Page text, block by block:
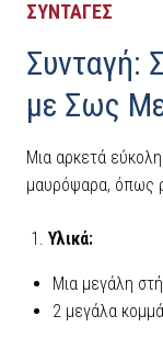
ΣΥΝΤΑΓΕΣ
Συνταγή:
με Σως
Μια αρκετά
μαυρόψαρα, όπως
Υλικά:
Μια μεγάλη
2 μεγάλα